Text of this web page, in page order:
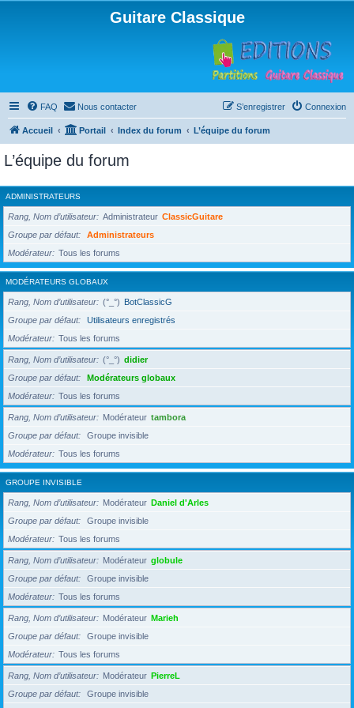
Guitare Classique
FAQ Nous contacter Connexion
S’enregistrer
Accueil Portail Index du forum L’équipe du forum
L’équipe du forum
ADMINISTRATEURS
Rang, Nom d’utilisateur Administrateur ClassicGuitare
Groupe par défaut
Administrateurs
Modérateur
Tous les forums
MODÉRATEURS GLOBAUX
Rang, Nom d’utilisateur (°_°) BotClassicG
Groupe par défaut
Utilisateurs enregistrés
Modérateur
Tous les forums
Rang, Nom d’utilisateur (°_°) didier
Groupe par défaut
Modérateurs globaux
Modérateur
Tous les forums
Rang, Nom d’utilisateur Modérateur tambora
Groupe par défaut
Groupe invisible
Modérateur
Tous les forums
GROUPE INVISIBLE
Rang, Nom d’utilisateur Modérateur Daniel d'Arles
Groupe par défaut
Groupe invisible
Modérateur
Tous les forums
Rang, Nom d’utilisateur Modérateur globule
Groupe par défaut
Groupe invisible
Modérateur
Tous les forums
Rang, Nom d’utilisateur Modérateur Marieh
Groupe par défaut
Groupe invisible
Modérateur
Tous les forums
Rang, Nom d’utilisateur Modérateur PierreL
Groupe par défaut
Groupe invisible